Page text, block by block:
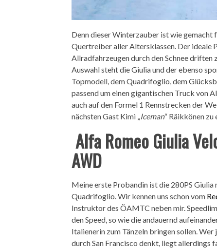
Denn dieser Winterzauber ist wie
Quertreiber aller Altersklassen. Der ideale
Allradfahrzeugen durch den Schnee driften
Auswahl steht die Giulia und der ebenso
Topmodell, dem Quadrifoglio, dem
passend um einen gigantischen Truck von
auch auf den Formel 1 Rennstrecken der
nächsten Gast Kimi „Iceman“ Räikkönen zu
Alfa Romeo Giulia
AWD
Meine erste Probandin ist die 280PS Giulia
Quadrifoglio. Wir kennen uns schon vom
Instruktor des ÖAMTC neben mir.
den Speed, so wie die andauernd
Italienerin zum Tänzeln bringen sollen.
durch San Francisco denkt, liegt allerdings